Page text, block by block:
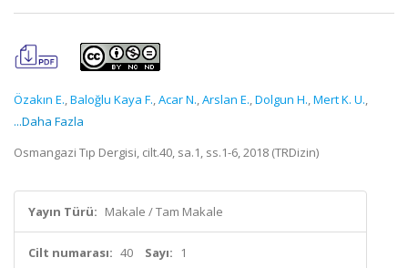
Özakın E.,Baloğlu Kaya F.,Acar N.,Arslan E.,Dolgun H.,Mert K. U.,
...Daha Fazla
Osmangazi Tıp Dergisi, cilt.40, sa.1, ss.1-6, 2018 (TRDizin)
Yayın Türü: Makale / Tam Makale
Cilt numarası: 40 Sayı: 1